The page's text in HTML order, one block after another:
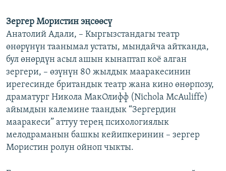
Зергер Мористин эңсөөсү
Анатолий Адали, – Кыргызстандагы театр
өнөрүнүн таанымал устаты, мындайча айтканда,
бул өнөрдүн асыл ашын кынаптап коё алган
зергери, – өзүнүн 80 жылдык мааракесинин
ирегесинде британдык театр жана кино өнөрпозу,
драматург Никола МакОлифф (Nichola McAuliffe)
айымдын калемине таандык “Зергердин
мааракеси” аттуу терең психологиялык
мелодраманын башкы кейипкеринин – зергер
Мористин ролун ойноп чыкты.